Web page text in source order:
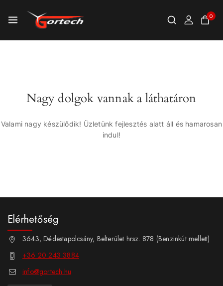
0
Nagy dolgok vannak a láthatáron
Valami nagy készülődik! Üzletünk fejlesztés alatt áll és hamarosan
indul!
Elérhetőség
3643, Dédestapolcsány, Belterület hrsz. 878 (Benzinkút mellett)
+36 20 243 3884
info@gortech.hu